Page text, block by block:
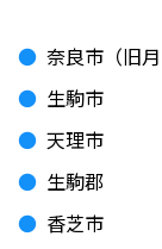
奈良市（旧
生駒市
天理市
生駒郡
香芝市